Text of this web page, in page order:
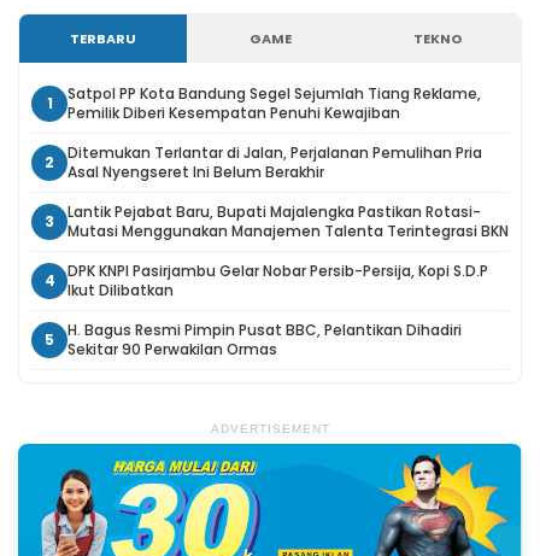
TERBARU GAME TEKNO
1
Satpol PP Kota Bandung Segel Sejumlah Tiang Reklame,
Pemilik Diberi Kesempatan Penuhi Kewajiban
2
Ditemukan Terlantar di Jalan, Perjalanan Pemulihan Pria
Asal Nyengseret Ini Belum Berakhir
3
Lantik Pejabat Baru, Bupati Majalengka Pastikan Rotasi-
Mutasi Menggunakan Manajemen Talenta Terintegrasi BKN
4
DPK KNPI Pasirjambu Gelar Nobar Persib-Persija, Kopi S.D.P
Ikut Dilibatkan
5
H. Bagus Resmi Pimpin Pusat BBC, Pelantikan Dihadiri
Sekitar 90 Perwakilan Ormas
ADVERTISEMENT